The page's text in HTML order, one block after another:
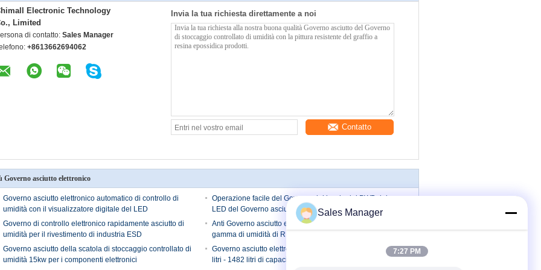
Electronic Technology
Limited
di contatto: Sales Manager
+8613662694062
Invia la tua richiesta direttamente a noi
Contatto
Governo asciutto elettronico
Governo asciutto elettronico automatico di controllo di
umidità con il visualizzatore digitale del LED
Operazione facile del Governo del bordo del PWB del
LED del Governo asciutto elettronico del deumidificatore
Governo di controllo elettronico rapidamente asciutto di
umidità per il rivestimento di industria ESD
Anti Governo asciutto elettronico statico nero con la
gamma di umidità di RH di 10% - di 1%
Governo asciutto della scatola di stoccaggio controllato di
umidità 15kw per i componenti elettronici
Governo asciutto elettronico del LED Digital Displa 165
litri - 1482 litri di capacità
Sales Manager
7:27 PM